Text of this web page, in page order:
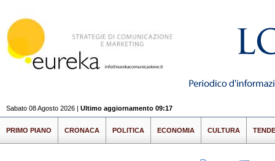
Sabato 08 Agosto 2026 | Ultimo aggiornamento 09:17
PRIMO PIANO CRONACA POLITICA ECONOMIA CULTURA